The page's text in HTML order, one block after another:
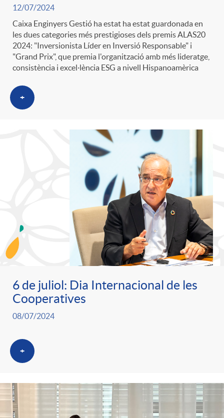
12/07/2024
Caixa Enginyers Gestió ha estat ha estat guardonada en
les dues categories més prestigioses dels premis ALAS20
2024: "Inversionista Líder en Inversió Responsable" i
"Grand Prix", que premia l'organització amb més lideratge,
consistència i excel·lència ESG a nivell Hispanoamèrica
+
6 de juliol: Dia Internacional de les
Cooperatives
08/07/2024
+